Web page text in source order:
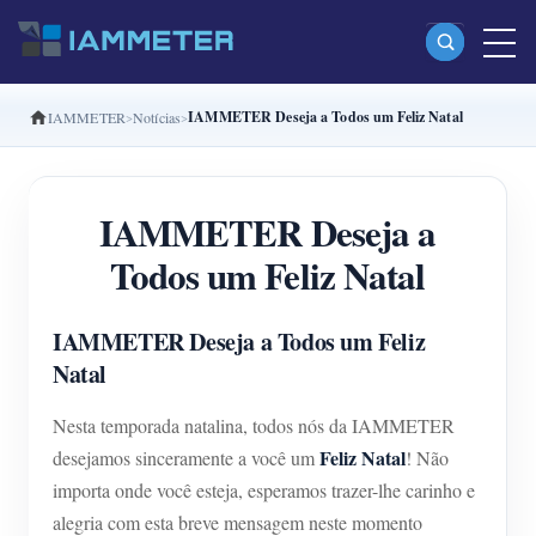
Produtos
Monofásico Medidor de energia Wi-Fi (WEM3080)
Fase dividida Medidor de energia Wi-Fi (WEM2067)
Trifásico Medidor de energia Wi-Fi (WEM3080T)
Trifásico Medidor de energia Wi-Fi (WEM3050T)
IAMMETER Cloud Pro
Serviço de hospedagem própria
IAMMETER Notícias IAMMETER Deseja a Todos um Feliz Natal
IAMMETER Deseja a
Todos um Feliz Natal
IAMMETER Deseja a Todos um Feliz
Natal
Nesta temporada natalina, todos nós da IAMMETER
desejamos sinceramente a você umFeliz Natal! Não
importa onde você esteja, esperamos trazer-lhe carinho e
alegria com esta breve mensagem neste momento